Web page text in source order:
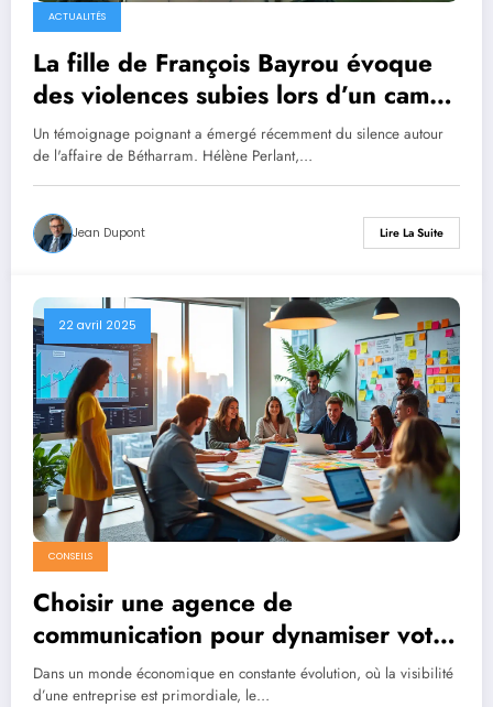
ACTUALITÉS
La fille de François Bayrou évoque
des violences subies lors d’un camp
de la congrégation liée à l’affaire de
Bétharram
Un témoignage poignant a émergé récemment du silence autour
de l'affaire de Bétharram. Hélène Perlant,…
Jean Dupont Lire La Suite
22 avril 2025
CONSEILS
Choisir une agence de
communication pour dynamiser votre
marque
Dans un monde économique en constante évolution, où la visibilité
d’une entreprise est primordiale, le…